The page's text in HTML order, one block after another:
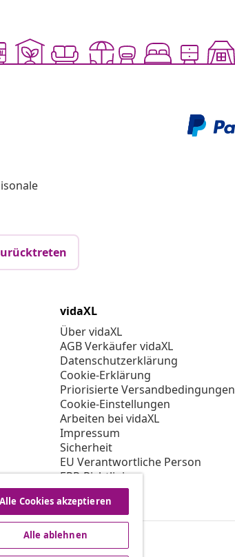
vidaXL
Über vidaXL
AGB Verkäufer vidaXL
Datenschutzerklärung
Cookie-Erklärung
Priorisierte Versandbedingungen
Cookie-Einstellungen
Arbeiten bei vidaXL
Impressum
Sicherheit
EU Verantwortliche Person
EPR-Richtlinie
Barrierefreiheit
Alle Cookies akzeptieren
Alle ablehnen